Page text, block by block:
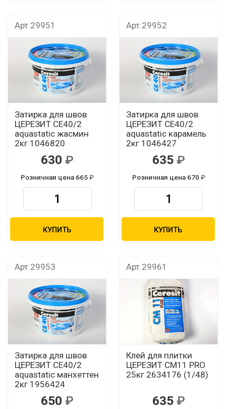
Арт.29951
Затирка для швов
ЦЕРЕЗИТ CЕ40/2
aquastatic жасмин
2кг 1046820
630
Розничная цена 665
КУПИТЬ
Арт.29952
Затирка для швов
ЦЕРЕЗИТ CЕ40/2
aquastatic карамель
2кг 1046427
635
Розничная цена 670
КУПИТЬ
Арт.29953
Затирка для швов
ЦЕРЕЗИТ CЕ40/2
aquastatic манхеттен
2кг 1956424
650
Арт.29961
Клей для плитки
ЦЕРЕЗИТ CМ11 PRO
25кг 2634176 (1/48)
635